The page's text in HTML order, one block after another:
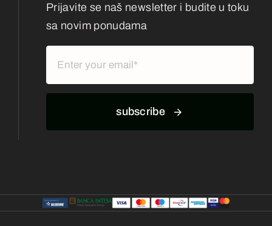
Prijavite se naš newsletter i budite u toku
sa novim ponudama
subscribe